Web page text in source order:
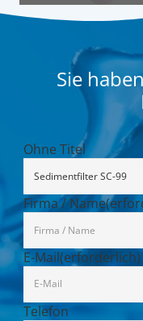
Sie
Ohne Titel
Firma / Name
E-Mail(erforderlich)
Telefon